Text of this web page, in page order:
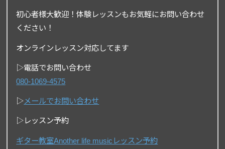
初心者様大歓迎！体験レッスンもお気軽にお問い合わせ
ください！
オンラインレッスン対応してます
▷電話でお問い合わせ
080-1069-4575
▷メールでお問い合わせ
▷レッスン予約
ギター教室Another life musicレッスン予約